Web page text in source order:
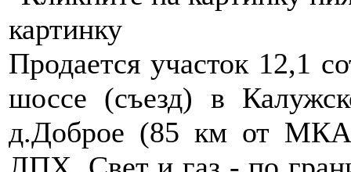
картинку
Продается участок 12,1
шоссе (съезд) в
д.Доброе (85 км от